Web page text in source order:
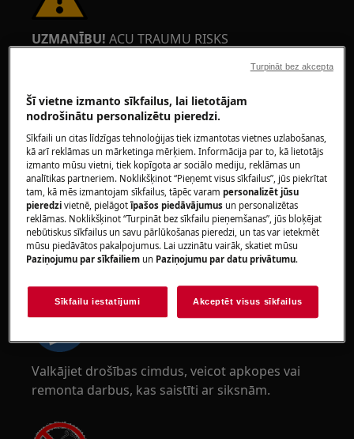
UZMANĪBU! ACU TRAUMU RISKS
Valkājiet aizsargbrilles, veicot uzturēšanas vai
remonta darbus, kas saistīti ar atsperēm.
UZMANĪBU!SASPIEŠANAS BĪSTAMĪBA
Valkājiet drošības cimdus, veicot apkopes vai
remonta darbus, kas saistīti ar siksnām.
Šī vietne izmanto sīkfailus, lai lietotājam
nodrošinātu personalizētu pieredzi.
Sīkfaili un citas līdzīgas tehnoloģijas tiek izmantotas vietnes uzlabošanas,
kā arī reklāmas un mārketinga mērķiem. Informācija par to, kā lietotājs
izmanto mūsu vietni, tiek kopīgota ar sociālo mediju, reklāmas un
analītikas partneriem. Noklikšķinot “Pieņemt visus sīkfailus”, jūs piekrītat
tam, kā mēs izmantojam sīkfailus, tāpēc varampersonalizēt jūsu
pieredzivietnē, pielāgotīpašos piedāvājumus un personalizētas
reklāmas. Noklikšķinot “Turpināt bez sīkfailu pieņemšanas”, jūs bloķējat
nebūtiskus sīkfailus un savu pārlūkošanas pieredzi, un tas var ietekmēt
mūsu piedāvātos pakalpojumus. Lai uzzinātu vairāk, skatiet mūsu
Paziņojumu par sīkfailiem un Paziņojumu par datu privātumu.
Sīkfailu iestatījumi Akceptēt visus sīkfailus
Turpināt bez akcepta